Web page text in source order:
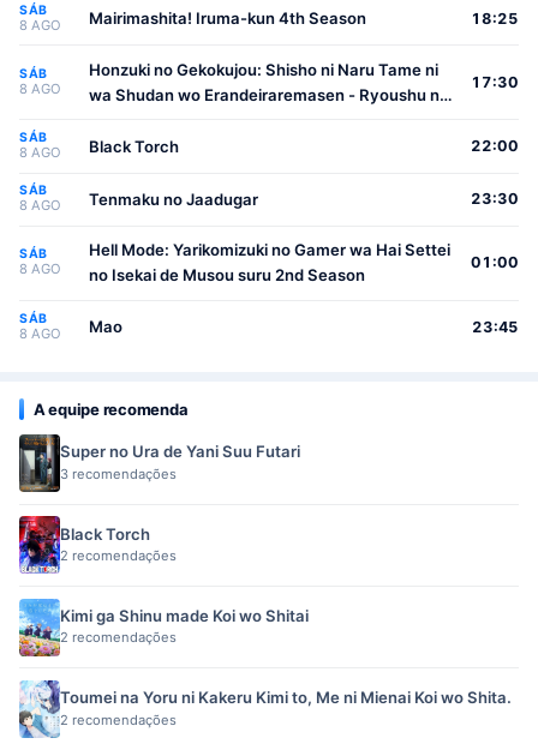
SÁB
8 AGO Mairimashita! Iruma-kun 4th Season 18:25
SÁB
8 AGO
Honzuki no Gekokujou: Shisho ni Naru Tame ni
wa Shudan wo Erandeiraremasen - Ryoushu no
17:30
SÁB
8 AGO Black Torch 22:00
SÁB
8 AGO Tenmaku no Jaadugar 23:30
SÁB
8 AGO
Hell Mode: Yarikomizuki no Gamer wa Hai Settei
no Isekai de Musou suru 2nd Season
01:00
SÁB
8 AGO Mao 23:45
A equipe recomenda
Super no Ura de Yani Suu Futari
3 recomendações
Black Torch
2 recomendações
Kimi ga Shinu made Koi wo Shitai
2 recomendações
Toumei na Yoru ni Kakeru Kimi to, Me ni Mienai Koi wo Shita.
2 recomendações